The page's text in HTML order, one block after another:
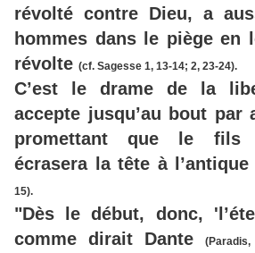
révolté contre Dieu, a
hommes dans le piège en
révolte (cf. Sagesse 1, 13-14; 2, 23-24).
C’est le drame de la
accepte jusqu’au bout par
promettant que le fils
écrasera la tête à
15).
"Dès le début, donc,
comme dirait Dante